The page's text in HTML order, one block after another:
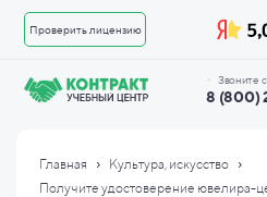
Проверить лицензию
8 (800)
Звоните
Главная › Культура, искусство ›
Получите удостоверение ювелира-